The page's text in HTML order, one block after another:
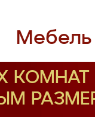
Мебель
КОМНАТ